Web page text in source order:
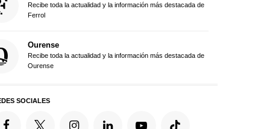
Recibe toda la actualidad y la información más destacada de
Ferrol
Ourense
Recibe toda la actualidad y la información más destacada de
Ourense
SOCIALES